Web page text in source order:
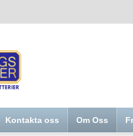
Kontakta oss Om Oss